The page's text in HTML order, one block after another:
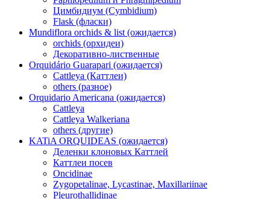
Цимбидиум (Cymbidium)
Flask (фласки)
Mundiflora orchids & list (ожидается)
orchids (орхидеи)
Декоративно-лиственные
Orquidário Guarapari (ожидается)
Cattleya (Каттлеи)
others (разное)
Orquidario Americana (ожидается)
Cattleya
Cattleya Walkeriana
others (другие)
KATiA ORQUIDEAS (ожидается)
Деленки клоновых Каттлей
Каттлеи посев
Oncidinae
Zygopetalinae, Lycastinae, Maxillariinae
Pleurothallidinae